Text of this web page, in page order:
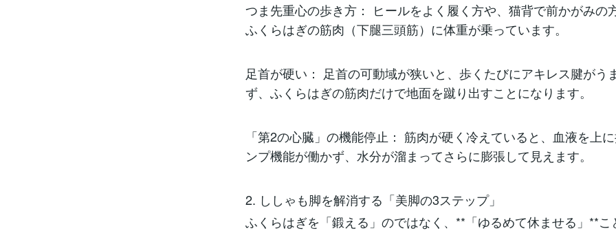
つま先重心の歩き方： ヒールをよく履く方や、猫背で前かがみの
ふくらはぎの筋肉（下腿三頭筋）に体重が乗っています。
足首が硬い： 足首の可動域が狭いと、歩くたびにアキレス腱がう
ず、ふくらはぎの筋肉だけで地面を蹴り出すことになります。
「第2の心臓」の機能停止： 筋肉が硬く冷えていると、血液を上
ンプ機能が働かず、水分が溜まってさらに膨張して見えます。
2. ししゃも脚を解消する「美脚の3ステップ」
ふくらはぎを「鍛える」のではなく、**「ゆるめて休ませる」**こ